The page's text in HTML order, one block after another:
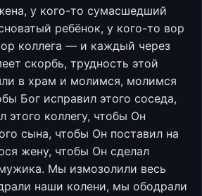
у кого-то сумасшедший
ребёнок, у кого-то вор
коллега — и каждый через
скорбь, трудность этой
в храм и молимся, молимся
Бог исправил этого соседа,
этого коллегу, чтобы Он
сына, чтобы Он поставил на
жену, чтобы Он сделал
Мы измозолили весь
наши колени, мы ободрали